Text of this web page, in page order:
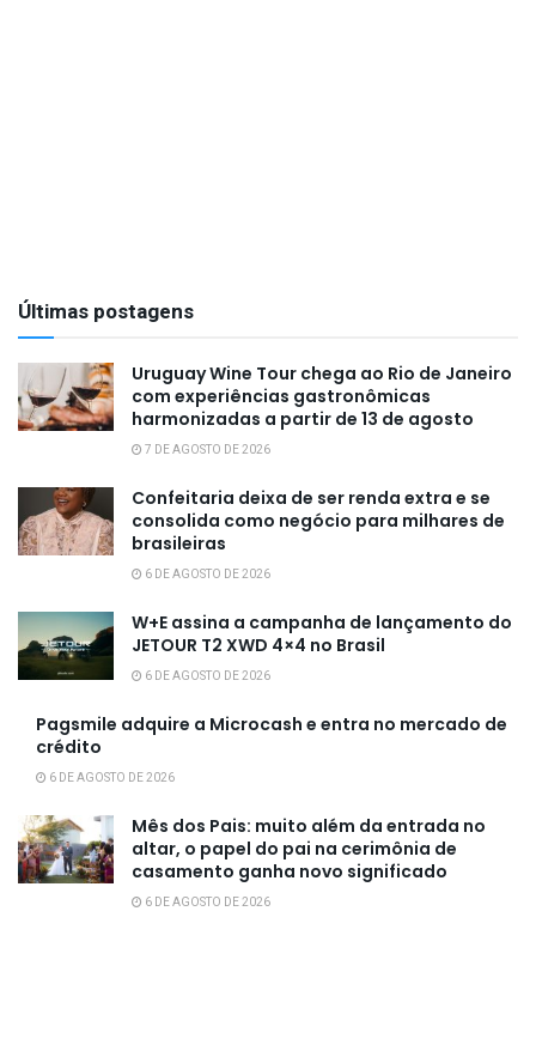
Últimas postagens
Uruguay Wine Tour chega ao Rio de Janeiro
com experiências gastronômicas
harmonizadas a partir de 13 de agosto
7 DE AGOSTO DE 2026
Confeitaria deixa de ser renda extra e se
consolida como negócio para milhares de
brasileiras
6 DE AGOSTO DE 2026
W+E assina a campanha de lançamento do
JETOUR T2 XWD 4×4 no Brasil
6 DE AGOSTO DE 2026
Pagsmile adquire a Microcash e entra no mercado de
crédito
6 DE AGOSTO DE 2026
Mês dos Pais: muito além da entrada no
altar, o papel do pai na cerimônia de
casamento ganha novo significado
6 DE AGOSTO DE 2026